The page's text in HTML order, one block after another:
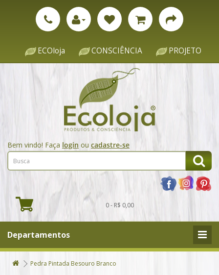
ECOloja CONSCIÊNCIA PROJETO
Bem vindo! Faça login ou cadastre-se
0 - R$ 0,00
Departamentos
Pedra Pintada Besouro Branco